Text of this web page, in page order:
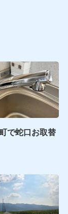
で蛇口お取替